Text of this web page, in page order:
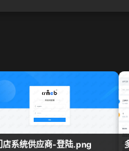
店系统供应商-登陆.png